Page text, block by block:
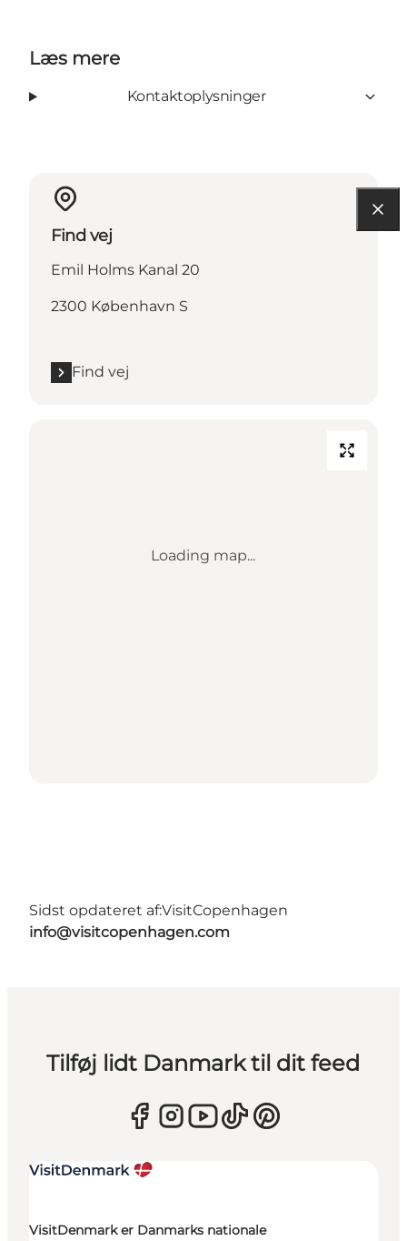
Læs mere
Kontaktoplysninger
Find vej
Emil Holms Kanal 20
2300 København S
Find vej
Loading map...
Sidst opdateret af:VisitCopenhagen
info@visitcopenhagen.com
Tilføj lidt Danmark til dit feed
VisitDenmark er Danmarks nationale